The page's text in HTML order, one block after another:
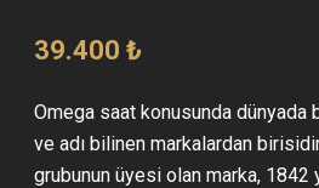
39.400₺
Omega saat konusunda dünyada
ve adı bilinen markalardan
grubunun üyesi olan marka, 1842